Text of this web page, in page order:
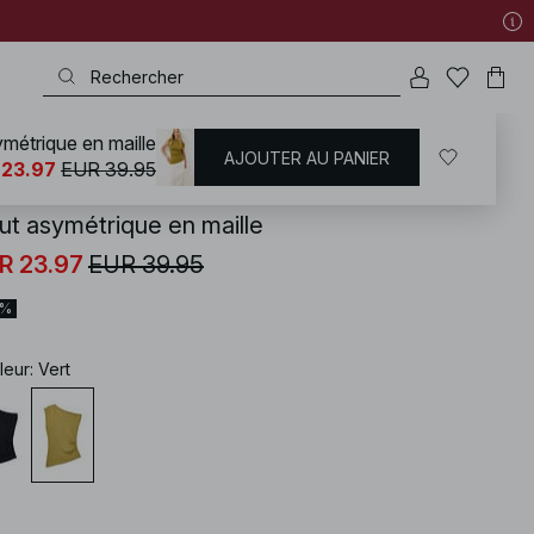
/ T-shirts | Tops / Hauts en maille
asymétrique en maille
23.97 EUR 39.95
: Vert
en maille
23.97 EUR 39.95 AJOUTER AU PANIER